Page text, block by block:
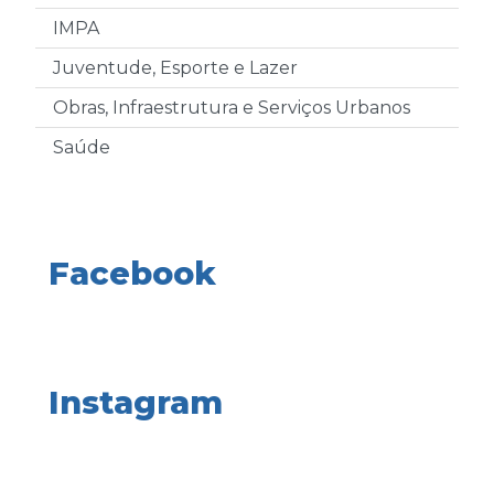
IMPA
Juventude, Esporte e Lazer
Obras, Infraestrutura e Serviços Urbanos
Saúde
Facebook
Instagram